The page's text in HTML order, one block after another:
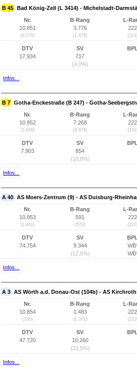
B 45 Bad König-Zell (L 3414) - Michelstadt-
Nr.
10.851
(6.270)
B-Rang
3.776
(1.476)
L-
222
DTV
17.934
SV
717
(4,0%)
BPL
Infos...
B 7 Gotha-Enckestraße (B 247) - Gotha-
Nr.
10.852
(3.926)
B-Rang
7.268
(4.879)
L-
222
DTV
7.903
SV
854
(10,8%)
BPL
Infos...
A 40 AS Moers-Zentrum (9) - AS Duisburg-
Nr.
10.853
(1.461)
B-Rang
591
(573)
L-
222
DTV
74.754
SV
9.344
(12,5%)
BPL
Infos...
A 3 AS Wörth a.d. Donau-Ost (104b) - AS Kirchroth
Nr.
10.854
(330)
B-Rang
1.483
(1.371)
L-
222
DTV
47.720
SV
10.260
(21,5%)
BPL
Infos...